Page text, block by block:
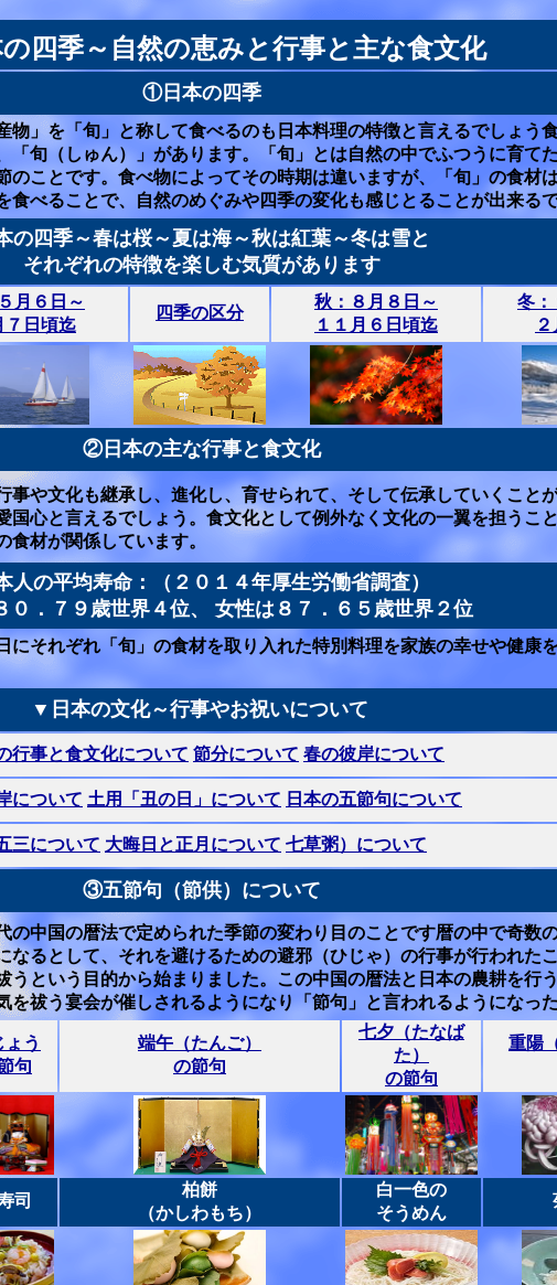
の四季～自然の恵みと行事と主な食文化
①日本の四季
物」を「旬」と称して食べるのも日本料理の特徴と言えるでしょう
「旬（しゅん）」があります。「旬」とは自然の中でふつうに育て
のことです。食べ物によってその時期は違いますが、「旬」の食材
食べることで、自然のめぐみや四季の変化も感じとることが出来るで
の四季～春は桜～夏は海～秋は紅葉～冬は雪と
それぞれの特徴を楽しむ気質があります
月６日～
７日頃迄
四季の区分
秋：８月８日～
１１月６日頃迄
冬：
②日本の主な行事と食文化
事や文化も継承し、進化し、育せられて、そして伝承していくこと
国心と言えるでしょう。食文化として例外なく文化の一翼を担うこ
材が関係しています。
人の平均寿命：
（２０１４年厚生労働省調査）
０．７９歳世界４位、 女性は８７．６５歳世界２位
にそれぞれ「旬」の食材を取り入れた特別料理を家族の幸せや健康
▼日本の文化～行事やお祝いについて
行事と食文化について 節分について 春の彼岸について
について 土用「丑の日」について 日本の五節句について
三について 大晦日と正月について 七草粥）について
③五節句（節供）について
の中国の暦法で定められた季節の変わり目のことです暦の中で奇数
なるとして、それを避けるための避邪（ひじゃ）の行事が行われた
うという目的から始まりました。この中国の暦法と日本の農耕を行
を祓う宴会が催しされるようになり「節句」と言われるようになっ
ょう
句
端午（たんご）
の節句
七夕（たなば
た）
の節句
重陽
司
柏餅
（かしわもち）
白一色の
そうめん